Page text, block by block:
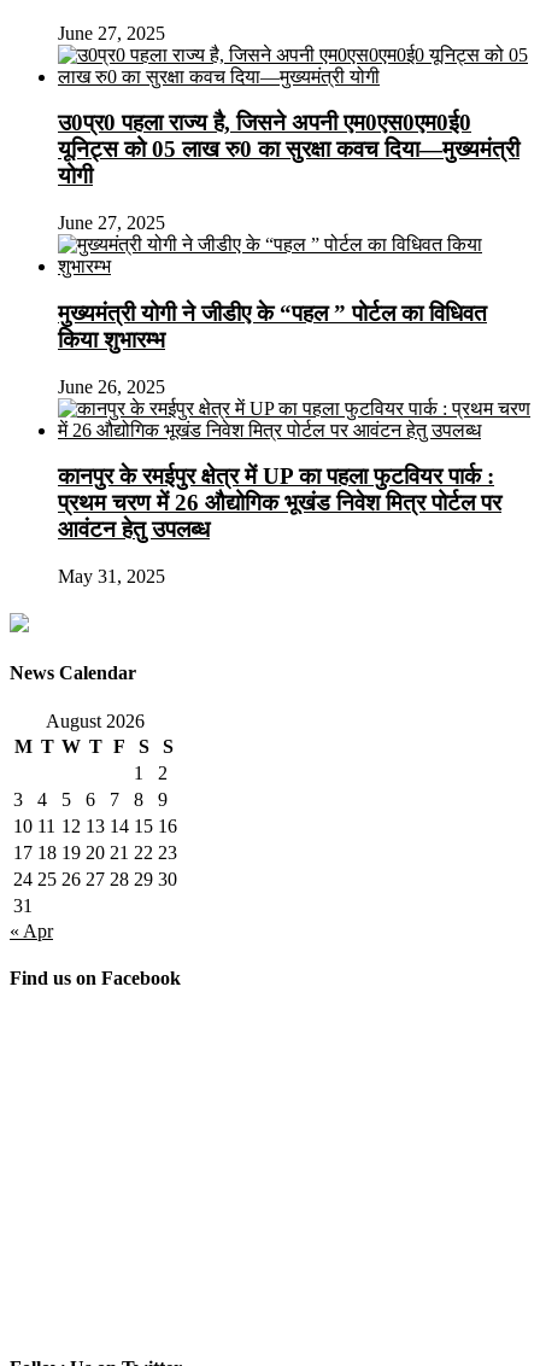
June 27, 2025
उ0प्र0 पहला राज्य है, जिसने अपनी एम0एस0एम0ई0
यूनिट्स को 05 लाख रु0 का सुरक्षा कवच दिया—मुख्यमंत्री
योगी
June 27, 2025
मुख्यमंत्री योगी ने जीडीए के “पहल ” पोर्टल का विधिवत
किया शुभारम्भ
June 26, 2025
कानपुर के रमईपुर क्षेत्र में UP का पहला फुटवियर पार्क :
प्रथम चरण में 26 औद्योगिक भूखंड निवेश मित्र पोर्टल पर
आवंटन हेतु उपलब्ध
May 31, 2025
News Calendar
August 2026
M T W T F S
S
1
2
3
4 5 6 7 8
9
10 11 12 13 14 15 16
17 18 19 20 21 22 23
24 25 26 27 28 29 30
31
« Apr
Find us on Facebook